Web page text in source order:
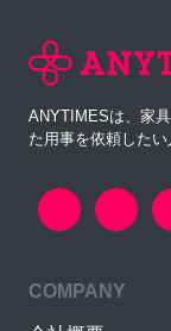
ANYTIMESは、家
た用事を依頼した
COMPANY